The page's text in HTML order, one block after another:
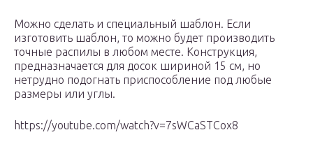
Можно сделать и специальный шаблон. Если
изготовить шаблон, то можно будет производить
точные распилы в любом месте. Конструкция,
предназначается для досок шириной 15 см, но
нетрудно подогнать приспособление под любые
размеры или углы.
https://youtube.com/watch?v=7sWCaSTCox8